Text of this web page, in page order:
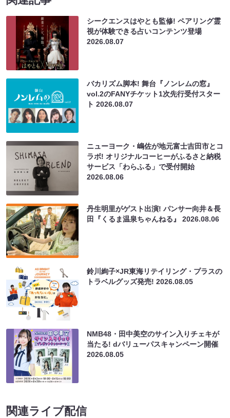
シークエンスはやとも監修! ペアリング霊
視が体験できる占いコンテンツ登場
2026.08.07
バカリズム脚本! 舞台『ノンレムの窓』
vol.2のFANYチケット1次先行受付スター
ト2026.08.07
ニューヨーク・嶋佐が地元富士吉田市とコ
ラボ! オリジナルコーヒーがふるさと納税
サービス「わらふる」で受付開始
2026.08.06
丹生明里がゲスト出演! パンサー向井＆長
田『くるま温泉ちゃんねる』2026.08.06
鈴川絢子×JR東海リテイリング・プラスの
トラベルグッズ発売!2026.08.05
NMB48・田中美空のサイン入りチェキが
当たる! dバリューパスキャンペーン開催
2026.08.05
関連ライブ配信